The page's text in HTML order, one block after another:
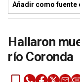
Añadir como fuente
Hallaron
río Coronda